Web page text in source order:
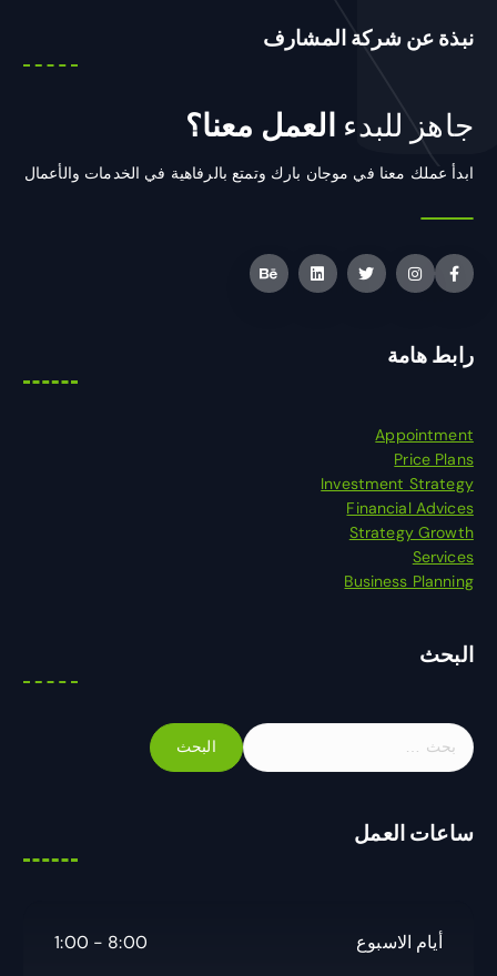
نبذة عن شركة المشارف
جاهز للبدء العمل معنا؟
ابدأ عملك معنا في موجان بارك وتمتع بالرفاهية في الخدمات والأعمال
رابط هامة
Appointment
Price Plans
Investment Strategy
Financial Advices
Strategy Growth
Services
Business Planning
البحث
ا
ل
ث
ساعات العمل
أيام الاسبوع
8:00 - 1:00